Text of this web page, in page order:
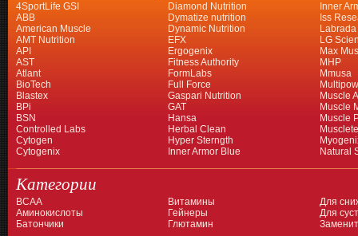
4SportLife GSI
ABB
American Muscle
AMT Nutrition
API
AST
Atlant
BioTech
Blastex
BPi
BSN
Controlled Labs
Cytogen
Cytogenix
Diamond Nutrition
Dymatize nutrition
Dynamic Nutrition
EFX
Ergogenix
Fitness Authority
FormLabs
Full Force
Gaspari Nutrition
GAT
Hansa
Herbal Clean
Hyper Sterngth
Inner Armor Blue
Inner
Iss
Labrada
LG
Max
MHP
Mmusa
Muscle
Muscle
Muscle
Natural
Категории
BCAA
Аминокислоты
Батончики
Витамины
Гейнеры
Глютамин
Для
Для